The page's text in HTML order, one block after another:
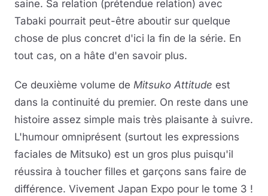
saine. Sa relation (prétendue relation) avec
Tabaki pourrait peut-être aboutir sur quelque
chose de plus concret d'ici la fin de la série. En
tout cas, on a hâte d'en savoir plus.
Ce deuxième volume de Mitsuko Attitude est
dans la continuité du premier. On reste dans une
histoire assez simple mais très plaisante à suivre.
L'humour omniprésent (surtout les expressions
faciales de Mitsuko) est un gros plus puisqu'il
réussira à toucher filles et garçons sans faire de
différence. Vivement Japan Expo pour le tome 3 !